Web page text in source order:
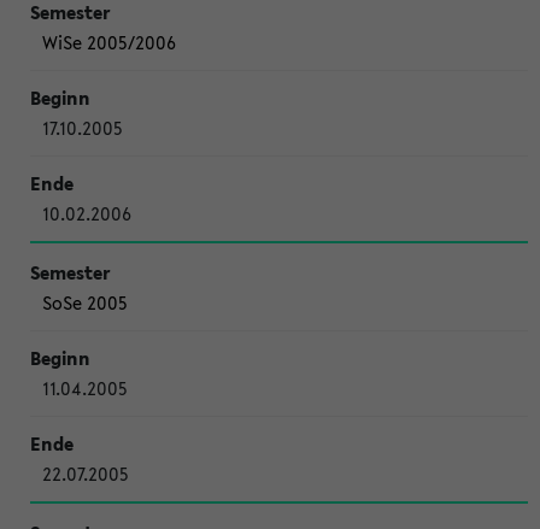
WiSe 2005/2006
17.10.2005
10.02.2006
SoSe 2005
11.04.2005
22.07.2005